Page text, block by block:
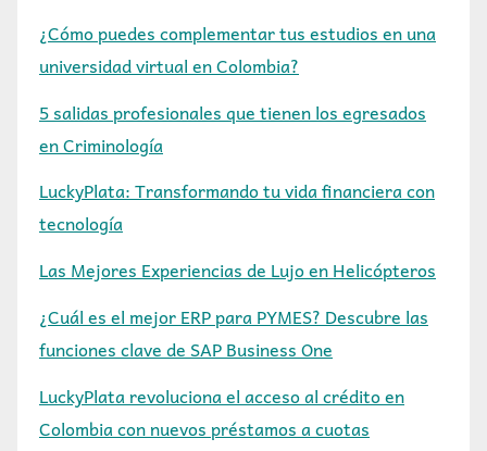
¿Cómo puedes complementar tus estudios en una
universidad virtual en Colombia?
5 salidas profesionales que tienen los egresados
en Criminología
LuckyPlata: Transformando tu vida financiera con
tecnología
Las Mejores Experiencias de Lujo en Helicópteros
¿Cuál es el mejor ERP para PYMES? Descubre las
funciones clave de SAP Business One
LuckyPlata revoluciona el acceso al crédito en
Colombia con nuevos préstamos a cuotas